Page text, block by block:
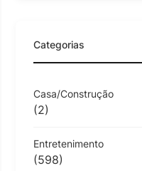
Categorias
Casa/Construção
(2)
Entretenimento
(598)